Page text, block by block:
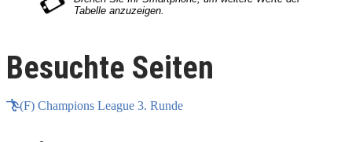
Besuchte Seiten
(F) Champions League 3. Runde